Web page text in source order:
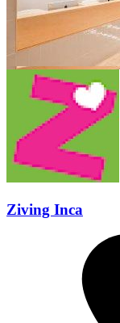
Ziving Inca